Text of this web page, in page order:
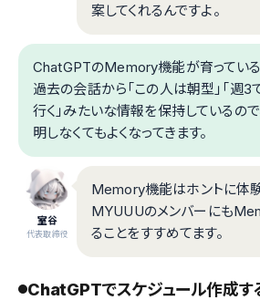
案してくれるんですよ。
ChatGPTのMemory機能が育っている
過去の会話から「この人は朝型」「週3
行く」みたいな情報を保持しているの
明しなくてもよくなってきます。
室谷
代表取締役
Memory機能はホントに体
MYUUUのメンバーにも
ることをすすめてます。
ChatGPTでスケジュール作成す